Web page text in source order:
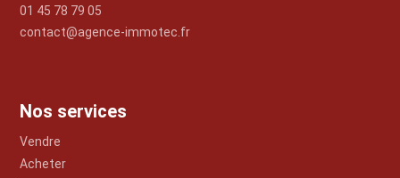
01 45 78 79 05
contact@agence-immotec.fr
Nos services
Vendre
Acheter